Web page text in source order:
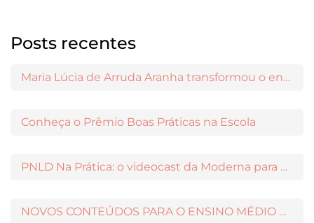
Posts recentes
Maria Lúcia de Arruda Aranha transformou o ensino de Filosofia no Brasil
Conheça o Prêmio Boas Práticas na Escola
PNLD Na Prática: o videocast da Moderna para apoiar a escolha das obras aprovadas
NOVOS CONTEÚDOS PARA O ENSINO MÉDIO DISPONÍVEIS NO MODERNAMIGOS